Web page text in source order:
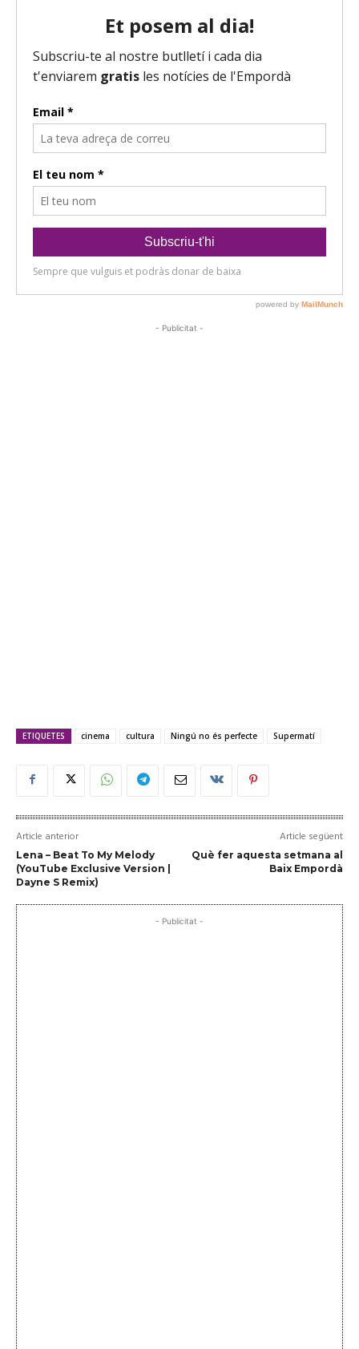
- Publicitat -
ETIQUETES cinema cultura Ningú no és perfecte Supermatí
Article anterior
Lena – Beat To My Melody
(YouTube Exclusive Version |
Dayne S Remix)
Article següent
Què fer aquesta setmana al
Baix Empordà
- Publicitat -